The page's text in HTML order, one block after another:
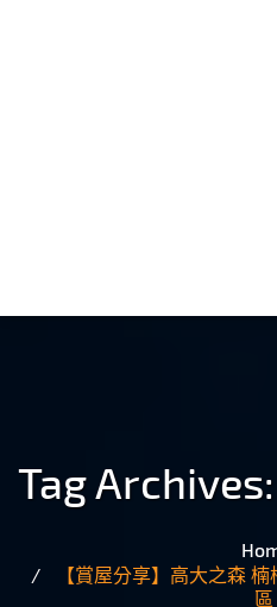
Tag Archives:
【賞屋分享】高大之森
區